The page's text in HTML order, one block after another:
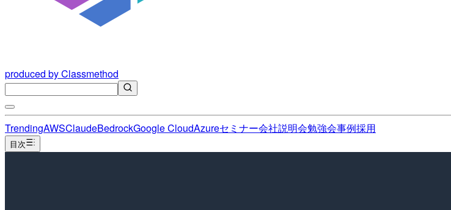
produced by Classmethod
TrendingAWSClaudeBedrockGoogle CloudAzureセミナー会社説明会勉強会事例採用
目次